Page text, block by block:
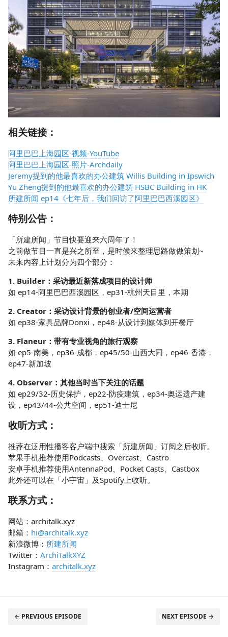
相关链接：
阿里巴巴上海园区-视频-YouTube
阿里巴巴上海园区-照片-Archdaily
Jeremy提到的他最喜欢的办公建筑 Willis Building in Ipswich
Yu Zheng提到的他最喜欢的办公建筑 HSBC Building in HK
所建所闻 ep14《七年后，我们回访了阿里巴巴西溪园区》
特别公告：
「所建所闻」节目快要迎来六周年了！
之前做节目一直是兴之所至，是时候来整理思路做做策划~
未来内容上计划分为四个部分：
1. Builder：采访最近新落成项目的设计师
如 ep14-阿里巴巴西溪园区，ep31-杭州天目里，本期
2. Creator：采访设计背景的创业者/空间运营者
如 ep38-家具品牌Donxi，ep48-从设计到媒体到开餐厅
3. Flaneur：带有专业视角的旅行观察
如 ep5-南美，ep36-成都，ep45/50-山西大同，ep46-香港，
ep47-新加坡
4. Observer：其他当时当下关注的话题
如 ep29/32-历史保护，ep22-防疫建筑，ep34-奥运遗产建
设，ep43/44-公共空间，ep51-迪士尼
收听方式：
推荐在泛用性播客客户端中搜索「所建所闻」订阅之后收听。
苹果手机推荐使用Podcasts、Overcast、Castro
安卓手机推荐使用AntennaPod、Pocket Casts、Castbox
此外还可以在「小宇宙」及Spotify上收听。
联系方式：
网站：architalk.xyz
邮箱： hi@architalk.xyz
新浪微博： 所建所闻
Twitter： ArchiTalkXYZ
Instagram： architalk.xyz
← PREVIOUS EPISODE NEXT EPISODE →